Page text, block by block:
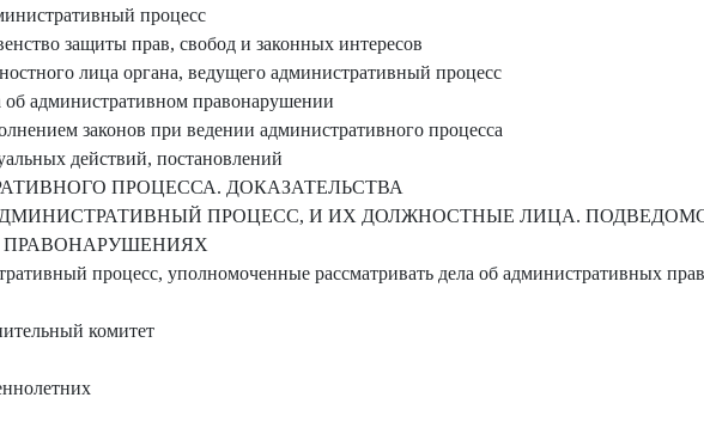
процесс
защиты прав, свобод и законных интересов
лица органа, ведущего административный процесс
об административном правонарушении
законов при ведении административного процесса
действий, постановлений
ПРОЦЕССА. ДОКАЗАТЕЛЬСТВА
ПРОЦЕСС, И ИХ ДОЛЖНОСТНЫЕ ЛИЦА.
процесс, уполномоченные рассматривать дела об административных
комитет